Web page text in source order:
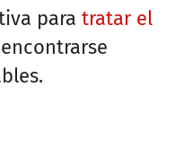
para tratar el